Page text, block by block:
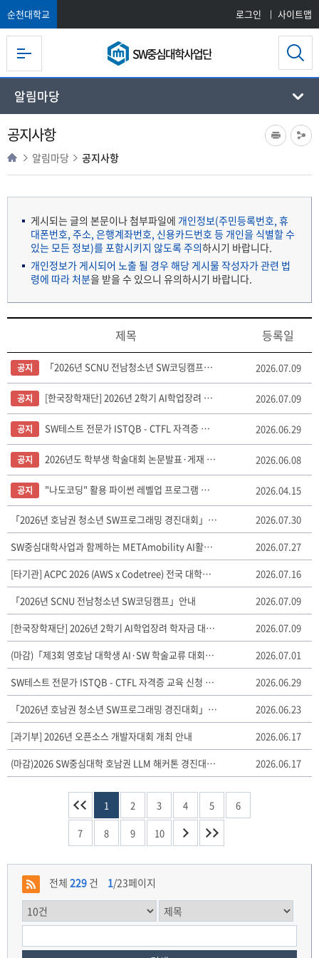
순천대학교 로그인 사이트맵
SW중심대학사업단
알림마당
공지사항
알림마당 공지사항
게시되는 글의 본문이나 첨부파일에 개인정보(주민등록번호, 휴
대폰번호, 주소, 은행계좌번호, 신용카드번호 등 개인을 식별할 수
있는 모든 정보)를 포함시키지 않도록 주의하시기 바랍니다.
개인정보가 게시되어 노출 될 경우 해당 게시물 작성자가 관련 법
령에 따라 처분을 받을 수 있으니 유의하시기 바랍니다.
제목 등록일
공지 「2026년 SCNU 전남청소년 SW코딩캠프」안내 2026.07.09
공지 [한국장학재단] 2026년 2학기 AI학업장려 학자금 대출 안내 (~26. 11. 17.(화), 18시까지), 온라인 신청) 2026.07.09
공지 SW테스트 전문가 ISTQB - CTFL 자격증 교육 신청 안내 2026.06.29
공지 2026년도 학부생 학술대회 논문발표·게재 지원 프로그램 안내 2026.06.08
공지 "나도코딩" 활용 파이썬 레벨업 프로그램 운영(~8. 31.까지) 2026.04.15
「2026년 호남권 청소년 SW프로그래밍 경진대회」결과 발표
2026.07.30
SW중심대학사업과 함께하는 METAmobility AI활용 경진대회 안내
2026.07.27
[타기관] ACPC 2026 (AWS x Codetree) 전국 대학생 프로그래밍 경진대회 개최 안내
2026.07.16
「2026년 SCNU 전남청소년 SW코딩캠프」안내
2026.07.09
[한국장학재단] 2026년 2학기 AI학업장려 학자금 대출 안내 (~26. 11. 17.(화), 18시까지), 온라인 신청)
2026.07.09
(마감)「제3회 영호남 대학생 AI·SW 학술교류 대회」참가 안내
2026.07.01
SW테스트 전문가 ISTQB - CTFL 자격증 교육 신청 안내
2026.06.29
「2026년 호남권 청소년 SW프로그래밍 경진대회」안내
2026.06.23
[과기부] 2026년 오픈소스 개발자대회 개최 안내
2026.06.17
(마감)2026 SW중심대학 호남권 LLM 해커톤 경진대회 참가자 모집
2026.06.17
1 2 3 4 5 6
7 8 9 10
전체 229 건 1/23페이지